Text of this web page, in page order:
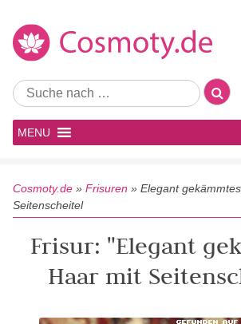
MENU
Cosmoty.de » Frisuren » Elegant
Seitenscheitel
Frisur: "Elegant
Haar mit